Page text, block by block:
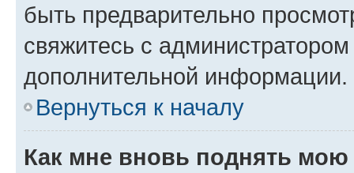
быть предварительно
свяжитесь с
дополнительной информации.
Вернуться к началу
Как мне вновь поднять мою